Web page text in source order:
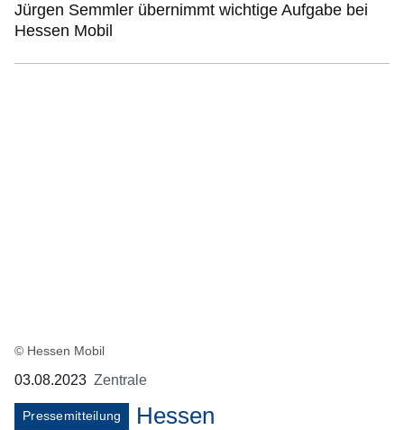
Jürgen Semmler übernimmt wichtige Aufgabe bei
Hessen Mobil
© Hessen Mobil
03.08.2023 Zentrale
Pressemitteilung
Hessen